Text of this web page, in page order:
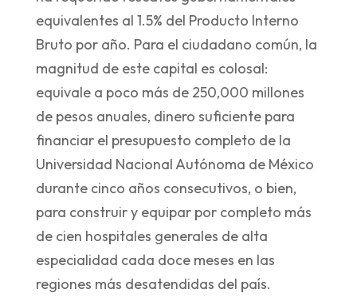
equivalentes al 1.5% del Producto Interno
Bruto por año. Para el ciudadano común, la
magnitud de este capital es colosal:
equivale a poco más de 250,000 millones
de pesos anuales, dinero suficiente para
financiar el presupuesto completo de la
Universidad Nacional Autónoma de México
durante cinco años consecutivos, o bien,
para construir y equipar por completo más
de cien hospitales generales de alta
especialidad cada doce meses en las
regiones más desatendidas del país.